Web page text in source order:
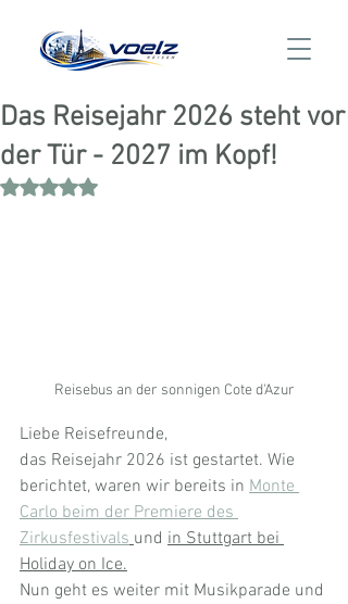
Das Reisejahr 2026 steht vor
der Tür - 2027 im Kopf!
Mit NaN von 5 Sternen bewertet.
Reisebus an der sonnigen Cote d'Azur
Liebe Reisefreunde,
das Reisejahr 2026 ist gestartet. Wie
berichtet, waren wir bereits in Monte
Carlo beim der Premiere des
Zirkusfestivals und in Stuttgart bei
Holiday on Ice.
Nun geht es weiter mit Musikparade und